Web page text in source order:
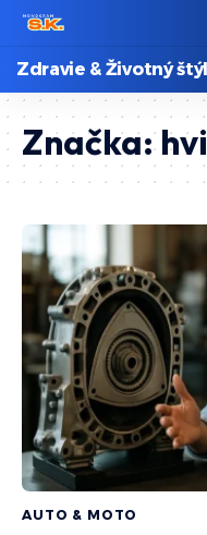
Zdravie & Životný štýl
Značka:
AUTO & MOTO